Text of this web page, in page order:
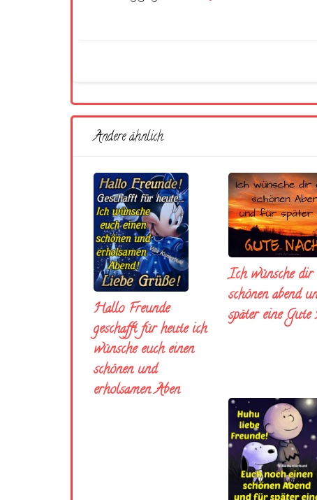
Andere ähnlich
Hallo Freunde
geschafft für heute ich
wünsche euch einen
schönen und
erholsamen Aben
Ich wünsche dir
schönen abend
später eine Gute